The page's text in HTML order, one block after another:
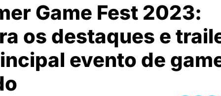
Game Fest 2023:
os destaques e
evento de